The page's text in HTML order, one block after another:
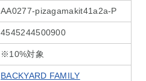
AA0277-pizagamakit41a2a-P
4545244500900
※10%対象
BACKYARD FAMILY